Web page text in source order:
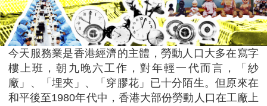
今天服務業是香港經濟的主體，勞動人口大多在寫字
樓上班，朝九晚六工作，對年輕一代而言，「紗
廠」、「埋夾」、「穿膠花」已十分陌生。但原來在
和平後至1980年代中，香港大部份勞動人口在工廠上